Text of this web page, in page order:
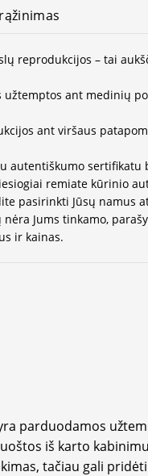
reprodukcijos – tai
užtemptos ant medinių
ant viršaus
autentiškumo sertifikatu
remiate kūrinio
pasirinkti Jūsų namus
Jums tinkamo,
ir kainas.
parduodamos
iš karto
tačiau gali